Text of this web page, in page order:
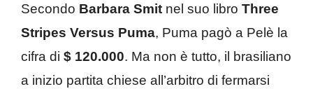
Secondo Barbara Smit nel suo libro Three
Stripes Versus Puma, Puma pagò a Pelè la
cifra di $ 120.000. Ma non è tutto, il brasiliano
a inizio partita chiese all’arbitro di fermarsi